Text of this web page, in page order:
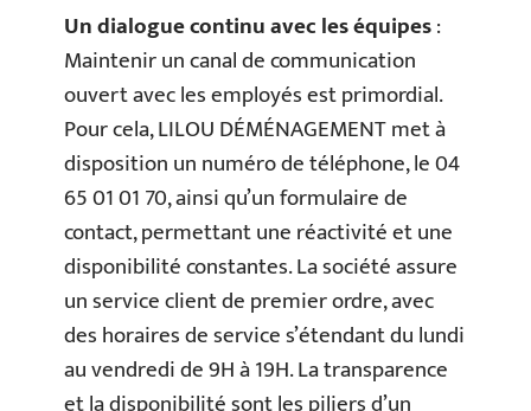
Un dialogue continu avec les équipes:
Maintenir un canal de communication
ouvert avec les employés est primordial.
Pour cela, LILOU DÉMÉNAGEMENT met à
disposition un numéro de téléphone, le 04
65 01 01 70, ainsi qu’un formulaire de
contact, permettant une réactivité et une
disponibilité constantes. La société assure
un service client de premier ordre, avec
des horaires de service s’étendant du lundi
au vendredi de 9H à 19H. La transparence